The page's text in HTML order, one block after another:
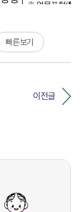
빠른보기
이전글